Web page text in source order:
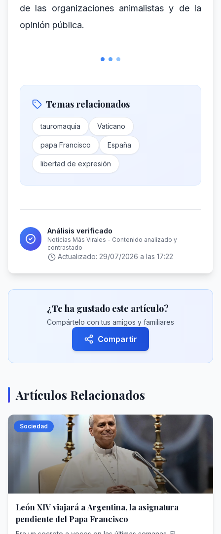
de las organizaciones animalistas y de la
opinión pública.
Temas relacionados
tauromaquia Vaticano
papa Francisco España
libertad de expresión
Análisis verificado
Noticias Más Virales - Contenido analizado y
contrastado
Actualizado: 29/07/2026 a las 17:22
¿Te ha gustado este artículo?
Compártelo con tus amigos y familiares
Compartir
Artículos Relacionados
Sociedad
León XIV viajará a Argentina, la asignatura
pendiente del Papa Francisco